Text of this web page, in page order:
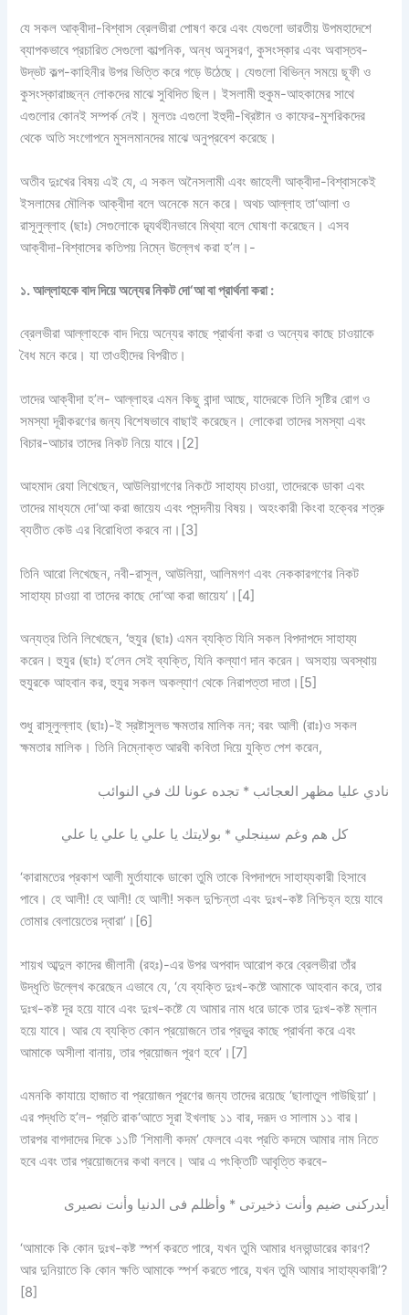
যে সকল আক্বীদা-বিশ্বাস ব্রেলভীরা পোষণ করে এবং যেগুলো ভারতীয় উপমহাদেশে
ব্যাপকভাবে প্রচারিত সেগুলো কাল্পনিক, অন্ধ অনুসরণ, কুসংস্কার এবং অবাস্তব-
উদ্ভট কল্প-কাহিনীর উপর ভিত্তি করে গড়ে উঠেছে। যেগুলো বিভিন্ন সময়ে ছূফী ও
কুসংস্কারাচ্ছন্ন লোকদের মাঝে সুবিদিত ছিল। ইসলামী হুকুম-আহকামের সাথে
এগুলোর কোনই সম্পর্ক নেই। মূলতঃ এগুলো ইহুদী-খ্রিষ্টান ও কাফের-মুশরিকদের
থেকে অতি সংগোপনে মুসলমানদের মাঝে অনুপ্রবেশ করেছে।
অতীব দুঃখের বিষয় এই যে, এ সকল অনৈসলামী এবং জাহেলী আক্বীদা-বিশ্বাসকেই
ইসলামের মৌলিক আক্বীদা বলে অনেকে মনে করে। অথচ আল্লাহ তা‘আলা ও
রাসূলুল্লাহ (ছাঃ) সেগুলোকে দ্ব্যর্থহীনভাবে মিথ্যা বলে ঘোষণা করেছেন। এসব
আক্বীদা-বিশ্বাসের কতিপয় নিম্নে উল্লেখ করা হ’ল।-
১. আল্লাহকে বাদ দিয়ে অন্যের নিকট দো‘আ বা প্রার্থনা করা :
ব্রেলভীরা আল্লাহকে বাদ দিয়ে অন্যের কাছে প্রার্থনা করা ও অন্যের কাছে চাওয়াকে
বৈধ মনে করে। যা তাওহীদের বিপরীত।
তাদের আক্বীদা হ’ল- আল্লাহর এমন কিছু বান্দা আছে, যাদেরকে তিনি সৃষ্টির রোগ ও
সমস্যা দূরীকরণের জন্য বিশেষভাবে বাছাই করেছেন। লোকেরা তাদের সমস্যা এবং
বিচার-আচার তাদের নিকট নিয়ে যাবে। [2]
আহমাদ রেযা লিখেছেন, আউলিয়াগণের নিকটে সাহায্য চাওয়া, তাদেরকে ডাকা এবং
তাদের মাধ্যমে দো‘আ করা জায়েয এবং পসন্দনীয় বিষয়। অহংকারী কিংবা হক্বের শত্রু
ব্যতীত কেউ এর বিরোধিতা করবে না। [3]
তিনি আরো লিখেছেন, নবী-রাসূল, আউলিয়া, আলিমগণ এবং নেককারগণের নিকট
সাহায্য চাওয়া বা তাদের কাছে দো‘আ করা জায়েয’। [4]
অন্যত্র তিনি লিখেছেন, ‘হুযুর (ছাঃ) এমন ব্যক্তি যিনি সকল বিপদাপদে সাহায্য
করেন। হুযুর (ছাঃ) হ’লেন সেই ব্যক্তি, যিনি কল্যাণ দান করেন। অসহায় অবস্থায়
হুযুরকে আহবান কর, হুযুর সকল অকল্যাণ থেকে নিরাপত্তা দাতা। [5]
শুধু রাসূলুল্লাহ (ছাঃ)-ই স্রষ্টাসুলভ ক্ষমতার মালিক নন; বরং আলী (রাঃ)ও সকল
ক্ষমতার মালিক। তিনি নিম্নোক্ত আরবী কবিতা দিয়ে যুক্তি পেশ করেন,
نادي عليا مظهر العجائب * تجده عونا لك في النوائب
كل هم وغم سينجلي * بولايتك يا علي يا علي يا علي
‘কারামতের প্রকাশ আলী মুর্তাযাকে ডাকো তুমি তাকে বিপদাপদে সাহায্যকারী হিসাবে
পাবে। হে আলী! হে আলী! হে আলী! সকল দুশ্চিন্তা এবং দুঃখ-কষ্ট নিশ্চিহ্ন হয়ে যাবে
তোমার বেলায়েতের দ্বারা’। [6]
শায়খ আব্দুল কাদের জীলানী (রহঃ)-এর উপর অপবাদ আরোপ করে ব্রেলভীরা তাঁর
উদ্ধৃতি উল্লেখ করেছেন এভাবে যে, ‘যে ব্যক্তি দুঃখ-কষ্টে আমাকে আহবান করে, তার
দুঃখ-কষ্ট দূর হয়ে যাবে এবং দুঃখ-কষ্টে যে আমার নাম ধরে ডাকে তার দুঃখ-কষ্ট ম্লান
হয়ে যাবে। আর যে ব্যক্তি কোন প্রয়োজনে তার প্রভুর কাছে প্রার্থনা করে এবং
আমাকে অসীলা বানায়, তার প্রয়োজন পূরণ হবে’। [7]
এমনকি কাযায়ে হাজাত বা প্রয়োজন পূরণের জন্য তাদের রয়েছে ‘ছালাতুল গাউছিয়া’।
এর পদ্ধতি হ’ল- প্রতি রাক‘আতে সূরা ইখলাছ ১১ বার, দরূদ ও সালাম ১১ বার।
তারপর বাগদাদের দিকে ১১টি ‘শিমালী কদম’ ফেলবে এবং প্রতি কদমে আমার নাম নিতে
হবে এবং তার প্রয়োজনের কথা বলবে। আর এ পংক্তিটি আবৃত্তি করবে-
أيدركنى ضيم وأنت ذخيرتى * وأظلم فى الدنيا وأنت نصيرى
‘আমাকে কি কোন দুঃখ-কষ্ট স্পর্শ করতে পারে, যখন তুমি আমার ধনভান্ডারের কারণ?
আর দুনিয়াতে কি কোন ক্ষতি আমাকে স্পর্শ করতে পারে, যখন তুমি আমার সাহায্যকারী’?
[8]